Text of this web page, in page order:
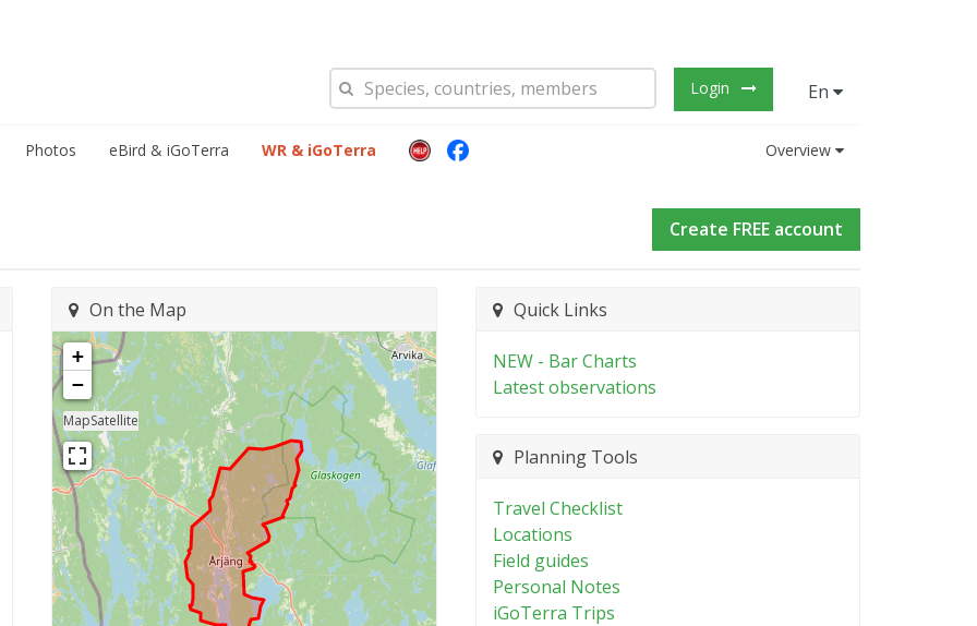
Login En
Photos eBird & iGoTerra WR & iGoTerra Overview
Create FREE account
On the Map
+
−
Quick Links
NEW - Bar Charts
Latest observations
Planning Tools
Travel Checklist
Locations
Field guides
Personal Notes
iGoTerra Trips